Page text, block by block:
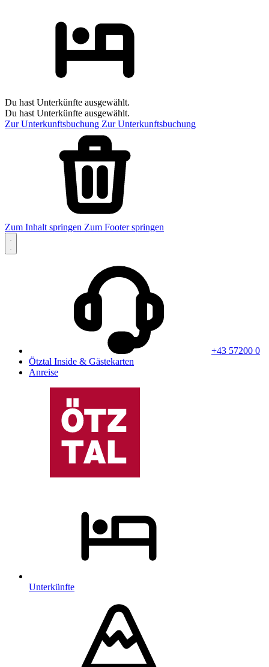
Du hast Unterkünfte ausgewählt.
Du hast Unterkünfte ausgewählt.
Zur Unterkunftsbuchung Zur Unterkunftsbuchung
Zum Inhalt springen Zum Footer springen
+43 57200 0
Ötztal Inside & Gästekarten
Anreise
Unterkünfte